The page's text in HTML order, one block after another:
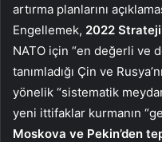
artırma planlarını
Engellemek, 2022
NATO için “en değerli ve
tanımladığı Çin ve
yönelik “sistematik
yeni ittifaklar kurmanın
Moskova ve Pekin’den